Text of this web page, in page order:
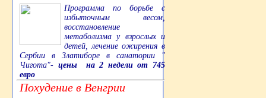
Программа по борьбе с
избыточным весом,
восстановление
метаболизма у взрослых и
детей, лечение ожирения в
Сербии в Златиборе в санатории "
Чигота"- цены на 2 недели от 745
евро
Похудение в Венгрии